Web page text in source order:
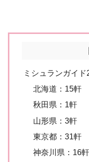
ミシュランガイド
北海道：15軒
秋田県：1軒
山形県：3軒
東京都：31軒
神奈川県：16軒